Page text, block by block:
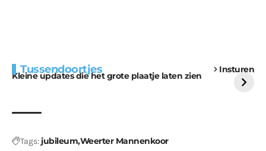
Tussendoortjes Insturen
Kleine updates die het grote plaatje laten zien
voor kabouters
uitdaging
Tags: jubileumWeerter Mannenkoor